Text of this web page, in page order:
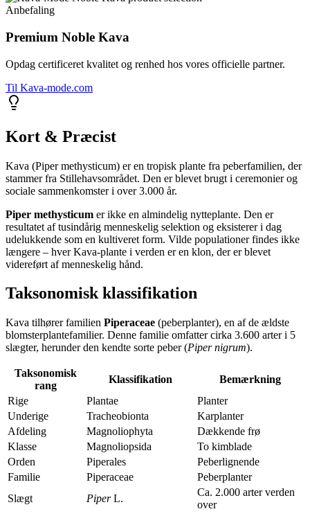
Anbefaling
Premium Noble Kava
Opdag certificeret kvalitet og renhed hos vores officielle partner.
Til Kava-mode.com
Kort & Præcist
Kava (Piper methysticum) er en tropisk plante fra peberfamilien, der
stammer fra Stillehavsområdet. Den er blevet brugt i ceremonier og
sociale sammenkomster i over 3.000 år.
Piper methysticum er ikke en almindelig nytteplante. Den er
resultatet af tusindårig menneskelig selektion og eksisterer i dag
udelukkende som en kultiveret form. Vilde populationer findes ikke
længere – hver Kava-plante i verden er en klon, der er blevet
videreført af menneskelig hånd.
Taksonomisk klassifikation
Kava tilhører familien Piperaceae (peberplanter), en af de ældste
blomsterplantefamilier. Denne familie omfatter cirka 3.600 arter i 5
slægter, herunder den kendte sorte peber (Piper nigrum).
Taksonomisk
rang
Klassifikation
Bemærkning
Rige
Plantae
Planter
Underige
Tracheobionta
Karplanter
Afdeling
Magnoliophyta
Dækkende frø
Klasse
Magnoliopsida
To kimblade
Orden
Piperales
Peberlignende
Familie
Piperaceae
Peberplanter
Slægt
PiperL.
Ca. 2.000 arter verden
over